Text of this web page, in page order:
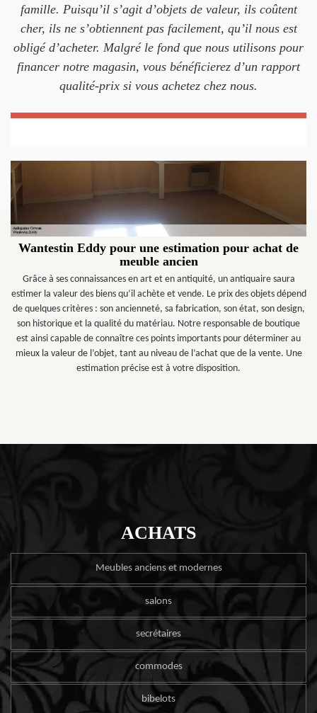
famille. Puisqu’il s’agit d’objets de valeur, ils coûtent
cher, ils ne s’obtiennent pas facilement, qu’il nous est
obligé d’acheter. Malgré le fond que nous utilisons pour
financer notre magasin, vous bénéficierez d’un rapport
qualité-prix si vous achetez chez nous.
Wantestin Eddy pour une estimation pour achat de
meuble ancien
Grâce à ses connaissances en art et en antiquité, un antiquaire saura
estimer la valeur des biens qu’il achète et vende. Le prix des objets dépend
de quelques critères : son ancienneté, sa fabrication, son état, son design,
son historique et la qualité du matériau. Notre responsable de boutique
est ainsi capable de connaître ces points importants pour déterminer au
mieux la valeur de l’objet, tant au niveau de l’achat que de la vente. Une
estimation précise est à votre disposition.
ACHATS
Meubles anciens et modernes
salons
secrétaires
commodes
bibelots